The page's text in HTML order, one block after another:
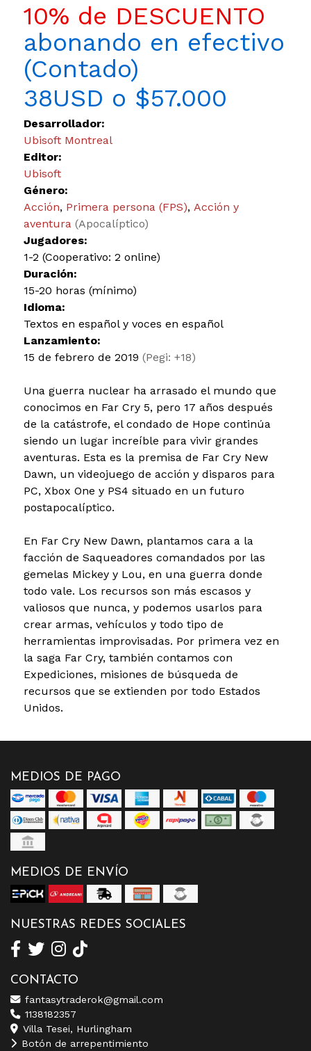
10% de DESCUENTO
abonando en efectivo
(Contado)
38USD o $57.000
Desarrollador:
Ubisoft Montreal
Editor:
Ubisoft
Género:
Acción, Primera persona (FPS), Acción y
aventura (Apocalíptico)
Jugadores:
1-2 (Cooperativo: 2 online)
Duración:
15-20 horas (mínimo)
Idioma:
Textos en español y voces en español
Lanzamiento:
15 de febrero de 2019 (Pegi: +18)
Una guerra nuclear ha arrasado el mundo que
conocimos en Far Cry 5, pero 17 años después
de la catástrofe, el condado de Hope continúa
siendo un lugar increíble para vivir grandes
aventuras. Esta es la premisa de Far Cry New
Dawn, un videojuego de acción y disparos para
PC, Xbox One y PS4 situado en un futuro
postapocalíptico.
En Far Cry New Dawn, plantamos cara a la
facción de Saqueadores comandados por las
gemelas Mickey y Lou, en una guerra donde
todo vale. Los recursos son más escasos y
valiosos que nunca, y podemos usarlos para
crear armas, vehículos y todo tipo de
herramientas improvisadas. Por primera vez en
la saga Far Cry, también contamos con
Expediciones, misiones de búsqueda de
recursos que se extienden por todo Estados
Unidos.
MEDIOS DE PAGO
MEDIOS DE ENVÍO
NUESTRAS REDES SOCIALES
CONTACTO
fantasytraderok@gmail.com
1138182357
Villa Tesei, Hurlingham
Botón de arrepentimiento